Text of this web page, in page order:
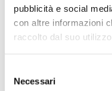
pubblicità e social
con altre informazioni
raccolto dal suo
delNecessari